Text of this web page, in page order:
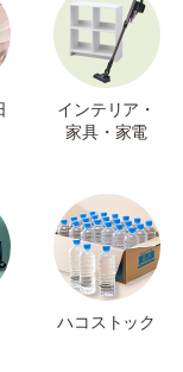
インテリア・
家具・家電
ハコストック